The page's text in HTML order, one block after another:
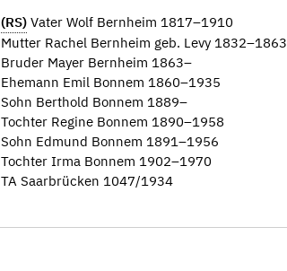
(RS) Vater Wolf Bernheim 1817–1910
Mutter Rachel Bernheim geb. Levy 1832–1863
Bruder Mayer Bernheim 1863–
Ehemann Emil Bonnem 1860–1935
Sohn Berthold Bonnem 1889–
Tochter Regine Bonnem 1890–1958
Sohn Edmund Bonnem 1891–1956
Tochter Irma Bonnem 1902–1970
TA Saarbrücken 1047/1934